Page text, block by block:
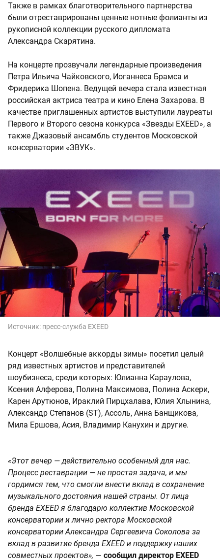
Также в рамках благотворительного партнерства
были отреставрированы ценные нотные фолианты из
рукописной коллекции русского дипломата
Александра Скарятина.
На концерте прозвучали легендарные произведения
Петра Ильича Чайковского, Иоганнеса Брамса и
Фридерика Шопена. Ведущей вечера стала известная
российская актриса театра и кино Елена Захарова. В
качестве приглашенных артистов выступили лауреаты
Первого и Второго сезона конкурса «Звезды EXEED», а
также Джазовый ансамбль студентов Московской
консерватории «ЗВУК».
Источник: пресс-служба EXEED
Концерт «Волшебные аккорды зимы» посетил целый
ряд известных артистов и представителей
шоубизнеса, среди которых: Юлианна Караулова,
Ксения Алферова, Полина Максимова, Полина Аскери,
Карен Арутюнов, Ираклий Пирцхалава, Юлия Хлынина,
Александр Степанов (ST), Ассоль, Анна Банщикова,
Мила Ершова, Асия, Владимир Канухин и другие.
«Этот вечер — действительно особенный для нас.
Процесс реставрации — не простая задача, и мы
гордимся тем, что смогли внести вклад в сохранение
музыкального достояния нашей страны. От лица
бренда EXEED я благодарю коллектив Московской
консерватории и лично ректора Московской
консерватории Александра Сергеевича Соколова за
вклад в развитие бренда EXEED и поддержку наших
совместных проектов», — сообщил директор EXEED